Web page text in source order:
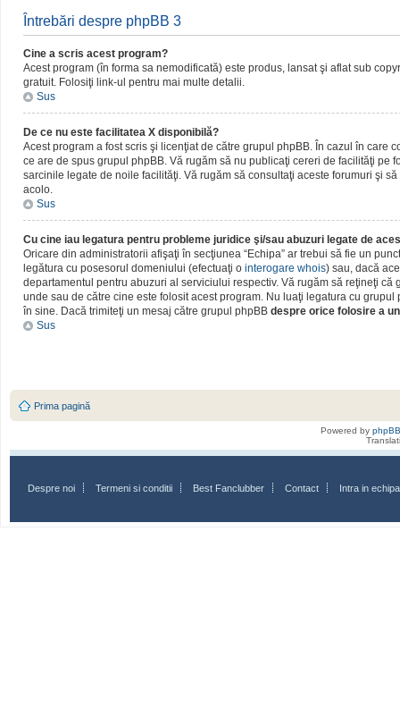
Întrebări despre phpBB 3
Cine a scris acest program?
Acest program (în forma sa nemodificată) este produs, lansat şi aflat sub
gratuit. Folosiţi link-ul pentru mai multe detalii.
Sus
De ce nu este facilitatea X disponibilă?
Acest program a fost scris şi licenţiat de către grupul phpBB. În cazul în care
ce are de spus grupul phpBB. Vă rugăm să nu publicaţi cereri de facilităţi
sarcinile legate de noile facilităţi. Vă rugăm să consultaţi aceste forumuri şi
acolo.
Sus
Cu cine iau legatura pentru probleme juridice şi/sau abuzuri legate de
Oricare din administratorii afişaţi în secţiunea “Echipa” ar trebui să fie un
legătura cu posesorul domeniului (efectuaţi o interogare whois) sau, dacă
departamentul pentru abuzuri al serviciului respectiv. Vă rugăm să reţineţi că
unde sau de către cine este folosit acest program. Nu luaţi legatura cu
în sine. Dacă trimiteţi un mesaj către grupul phpBB despre orice folosire a
Sus
Prima pagină
Powered by phpBB
Despre noi Termeni si conditii Best Fanclubber Contact Intra in